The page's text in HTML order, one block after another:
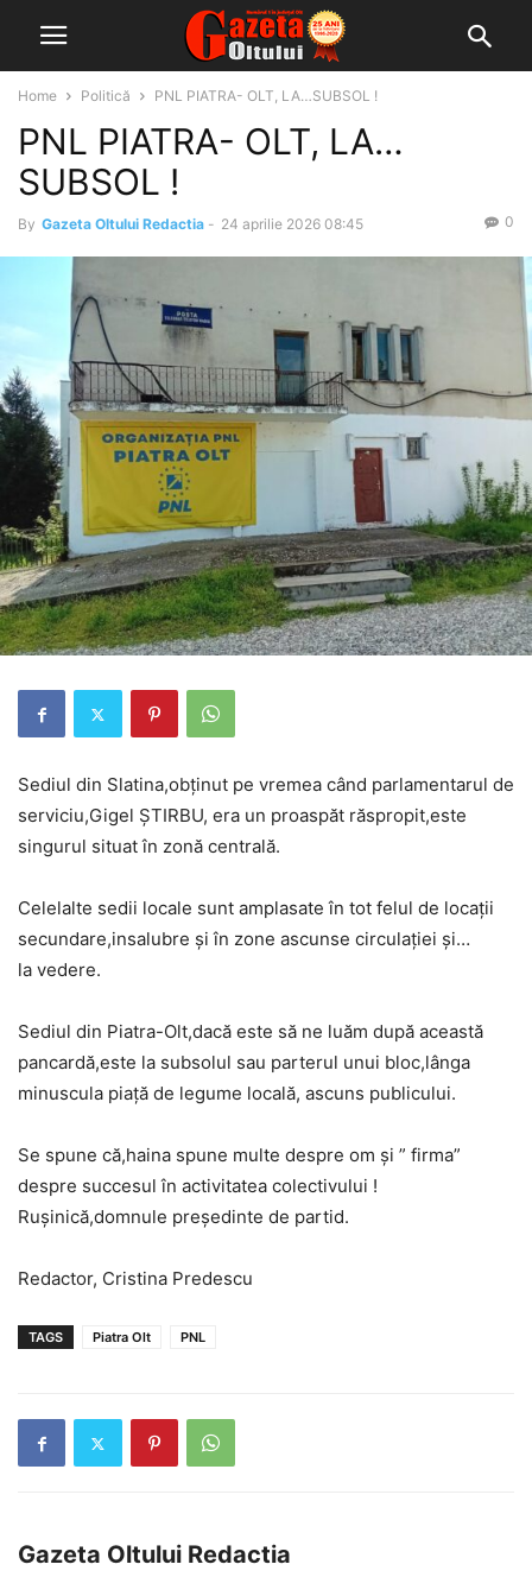
Home Politică PNL PIATRA- OLT, LA…SUBSOL !
PNL PIATRA- OLT, LA…
SUBSOL !
By Gazeta Oltului Redactia - 24 aprilie 2026 08:45 0
Sediul din Slatina,obținut pe vremea când parlamentarul de
serviciu,Gigel ȘTIRBU, era un proaspăt răspropit,este
singurul situat în zonă centrală.
Celelalte sedii locale sunt amplasate în tot felul de locații
secundare,insalubre și în zone ascunse circulației și…
la vedere.
Sediul din Piatra-Olt,dacă este să ne luăm după această
pancardă,este la subsolul sau parterul unui bloc,lânga
minuscula piață de legume locală, ascuns publicului.
Se spune că,haina spune multe despre om și ” firma”
despre succesul în activitatea colectivului !
Rușinică,domnule președinte de partid.
Redactor, Cristina Predescu
TAGS Piatra Olt PNL
Gazeta Oltului Redactia